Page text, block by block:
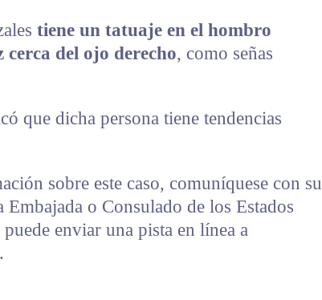
tiene un tatuaje en el hombro
del ojo derecho, como señas
que dicha persona tiene tendencias
sobre este caso, comuníquese con su
o Consulado de los Estados
enviar una pista en línea a